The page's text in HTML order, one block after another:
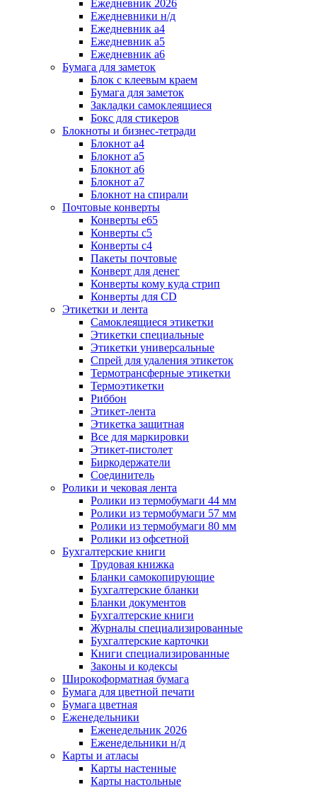
Ежедневник 2026
Ежедневники н/д
Ежедневник а4
Ежедневник а5
Ежедневник а6
Бумага для заметок
Блок с клеевым краем
Бумага для заметок
Закладки самоклеящиеся
Бокс для стикеров
Блокноты и бизнес-тетради
Блокнот а4
Блокнот а5
Блокнот а6
Блокнот а7
Блокнот на спирали
Почтовые конверты
Конверты е65
Конверты с5
Конверты с4
Пакеты почтовые
Конверт для денег
Конверты кому куда стрип
Конверты для CD
Этикетки и лента
Самоклеящиеся этикетки
Этикетки специальные
Этикетки универсальные
Спрей для удаления этикеток
Термотрансферные этикетки
Термоэтикетки
Риббон
Этикет-лента
Этикетка защитная
Все для маркировки
Этикет-пистолет
Биркодержатели
Соединитель
Ролики и чековая лента
Ролики из термобумаги 44 мм
Ролики из термобумаги 57 мм
Ролики из термобумаги 80 мм
Ролики из офсетной
Бухгалтерские книги
Трудовая книжка
Бланки самокопирующие
Бухгалтерские бланки
Бланки документов
Бухгалтерские книги
Журналы специализированные
Бухгалтерские карточки
Книги специализированные
Законы и кодексы
Широкоформатная бумага
Бумага для цветной печати
Бумага цветная
Еженедельники
Еженедельник 2026
Еженедельники н/д
Карты и атласы
Карты настенные
Карты настольные